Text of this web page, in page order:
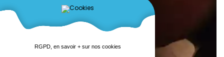
RGPD, en savoir + sur nos cookies